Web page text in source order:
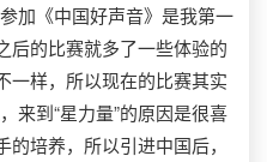
加《中国好声音》是我第一
后的比赛就多了一些体验的
一样，所以现在的比赛其实
来到“星力量”的原因是很喜
培养，所以引进中国后，